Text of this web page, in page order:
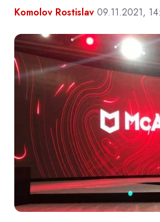
Komolov Rostislav 09.11.2021,